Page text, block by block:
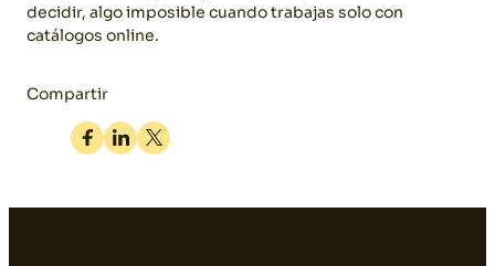
decidir, algo imposible cuando trabajas solo con
catálogos online.
Compartir
Facebook
LinkedinTwitter